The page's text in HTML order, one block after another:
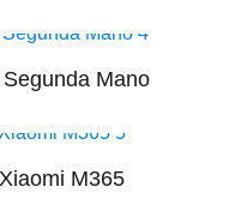
Mano
M365